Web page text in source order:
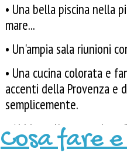
Cosa fare
• Una bella piscina nella
mare...
• Un'ampia sala riunioni
• Una cucina colorata e
accenti della Provenza e
semplicemente.
•Abbiamo l'approvazione
scolastici, sportivi e